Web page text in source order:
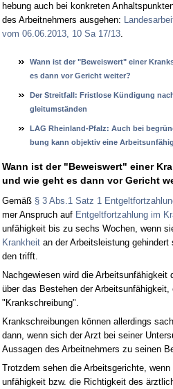
he­bung auch bei kon­kre­ten
des Ar­beit­neh­mers aus­ge­hen:
vom 06.06.2013, 10 Sa 17/13.
Wann ist der "Be­weis­wert" ei­ner
es dann vor Ge­richt wei­ter?
Der Streit­fall: Frist­lo­se Kündi­gung
gleit­umständen
LAG Rhein­land-Pfalz: Auch bei
bung kann ob­jek­tiv ei­ne
Wann ist der "Be­weis­wert" ei­ner
und wie geht es dann vor Ge­richt
Gemäß § 3 Abs.1 Satz 1
mer An­spruch auf Ent­gelt­fort­zah­lung im
unfähig­keit bis zu sechs Wo­chen, wenn
Krank­heitan der Ar­beits­leis­tung
den trifft.
Nach­ge­wie­sen wird die
über das Be­ste­hen der
"Krank­schrei­bung".
Krank­schrei­bun­gen können al­ler­dings
dann, wenn sich der Arzt bei sei­ner
Aus­sa­gen des Ar­beit­neh­mers zu sei­nen
Trotz­dem se­hen die Ar­beits­ge­rich­te,
unfähig­keit bzw. die Rich­tig­keit des